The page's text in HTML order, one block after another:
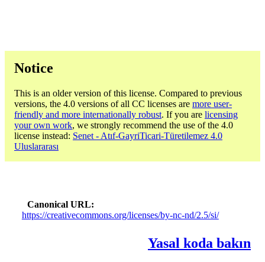
Notice
This is an older version of this license. Compared to previous
versions, the 4.0 versions of all CC licenses are more user-
friendly and more internationally robust. If you are licensing
your own work, we strongly recommend the use of the 4.0
license instead: Senet - Atıf-GayriTicari-Türetilemez 4.0
Uluslararası
Canonical URL
https://creativecommons.org/licenses/by-nc-nd/2.5/si/
Yasal koda bakın